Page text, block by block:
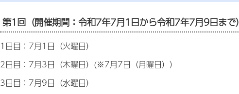
第1回（開催期間：令和7年7月1日から令和7年7月9日まで）
1日目：7月1日（火曜日）
2日目：7月3日（木曜日）(※7月7日（月曜日））
3日目：7月9日（水曜日）